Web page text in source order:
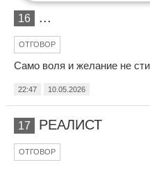
16 ...
ОТГОВОР
Само воля и желание не
22:47 10.05.2026
17 РЕАЛИСТ
ОТГОВОР